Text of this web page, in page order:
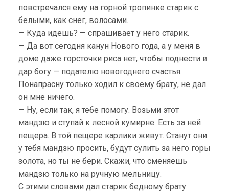
повстречался ему на горной тропинке старик с
белыми, как снег, волосами.
— Куда идешь? — спрашивает у него старик.
— Да вот сегодня канун Нового года, а у меня в
доме даже горсточки риса нет, чтобы поднести в
дар богу — подателю новогоднего счастья.
Понапрасну только ходил к своему брату, не дал
он мне ничего.
— Ну, если так, я тебе помогу. Возьми этот
мандзю и ступай к лесной кумирне. Есть за ней
пещера. В той пещере карлики живут. Станут они
у тебя мандзю просить, будут сулить за него горы
золота, но ты не бери. Скажи, что сменяешь
мандзю только на ручную мельницу.
С этими словами дал старик бедному брату